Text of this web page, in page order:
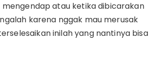
atau ketika dibicarakan
karena nggak mau merusak
inilah yang nantinya bisa